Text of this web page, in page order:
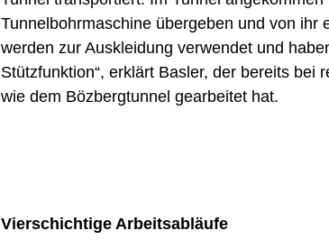
Tunnelbohrmaschine übergeben und von ihr
werden zur Auskleidung verwendet und
Stützfunktion“, erklärt Basler, der bereits bei
wie dem Bözbergtunnel gearbeitet hat.
Vierschichtige Arbeitsabläufe